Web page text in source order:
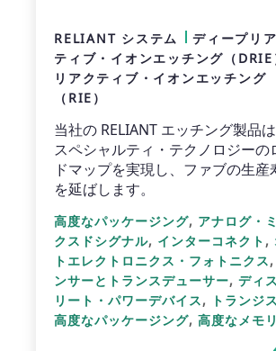
RELIANT システム
ディープリ
ティブ・イオンエッチング（DRIE
リアクティブ・イオンエッチング
（RIE）
当社の RELIANT エッチング製品は
スペシャルティ・テクノロジーの
ドマップを実現し、ファブの生産
を延ばします。
高度なパッケージング, アナログ・
クスドシグナル, インターコネクト ,
トエレクトロニクス・フォトニクス,
ンサーとトランスデューサー, ディ
リート・パワーデバイス, トランジ
高度なパッケージング, 高度なメモリ